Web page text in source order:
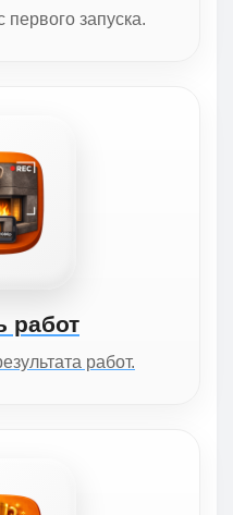
запуска.
работ
работ.